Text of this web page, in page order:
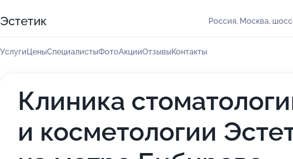
Эстетик Россия, Москва,
УслугиЦеныСпециалистыФотоАкцииОтзывыКонтакты
Клиника
и косметологии